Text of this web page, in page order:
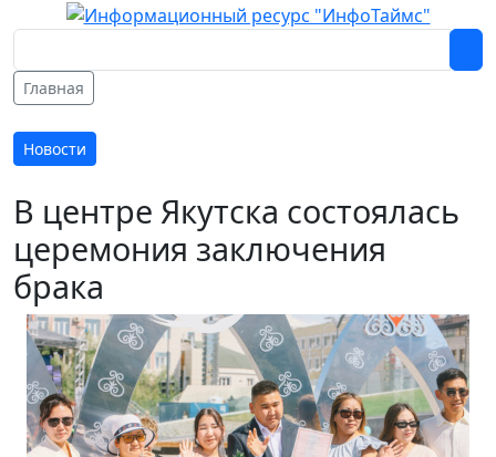
Главная
Новости
В центре Якутска состоялась
церемония заключения
брака